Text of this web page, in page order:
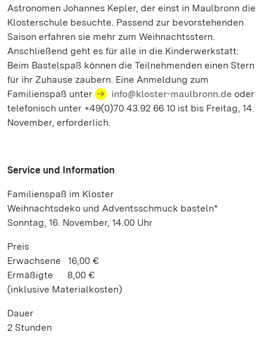
Astronomen Johannes Kepler, der einst in Maulbronn die
Klosterschule besuchte. Passend zur bevorstehenden
Saison erfahren sie mehr zum Weihnachtsstern.
Anschließend geht es für alle in die Kinderwerkstatt:
Beim Bastelspaß können die Teilnehmenden einen Stern
für ihr Zuhause zaubern. Eine Anmeldung zum
Familienspaß unter
info@kloster-maulbronn.de oder
telefonisch unter +49(0)70 43.92 66 10 ist bis Freitag, 14.
November, erforderlich.
Service und Information
Familienspaß im Kloster
Weihnachtsdeko und Adventsschmuck basteln*
Sonntag, 16. November, 14.00 Uhr
Preis
Erwachsene 16,00 €
Ermäßigte 8,00 €
(inklusive Materialkosten)
Dauer
2 Stunden